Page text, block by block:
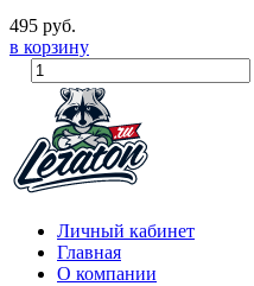
495 руб.
в корзину
Личный кабинет
Главная
О компании